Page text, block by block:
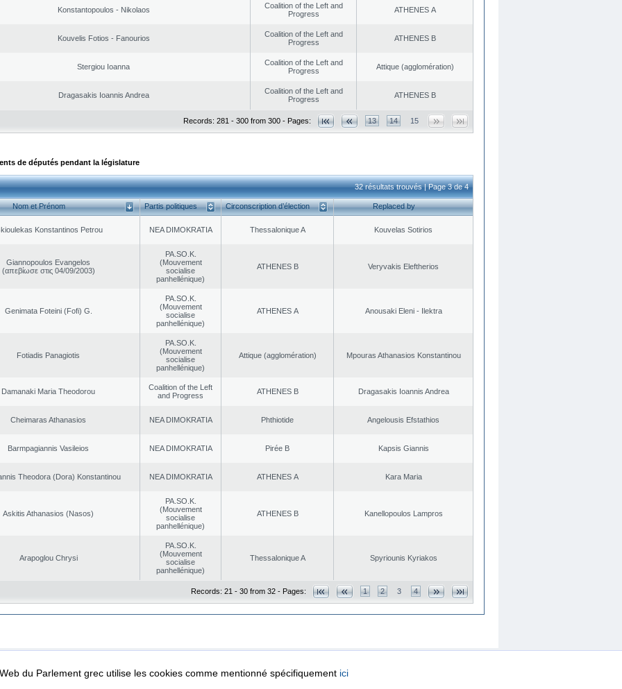
Konstantopoulos - Nikolaos
Coalition of the Left and
Progress
ATHENES Α
Kouvelis Fotios - Fanourios
Coalition of the Left and
Progress
ATHENES Β
Stergiou Ioanna
Coalition of the Left and
Progress
Αttique (agglomération)
Dragasakis Ioannis Andrea
Coalition of the Left and
Progress
ATHENES Β
Records: 281 - 300 from 300 - Pages: 13 14 15
de députés pendant la législature
32 résultats trouvés | Page 3 de 4
Nom et Prénom Partis politiques Circonscription d’élection Replaced by
Konstantinos Petrou NEA DΙMOKRATIA Thessalonique A Kouvelas Sotirios
Giannopoulos Evangelos
(απεβίωσε στις 04/09/2003)
PA.SO.K.
(Mouvement
socialise
panhellénique)
ATHENES Β Veryvakis Eleftherios
Genimata Foteini (Fofi) G.
PA.SO.K.
(Mouvement
socialise
panhellénique)
ATHENES Α Anousaki Eleni - Ilektra
Fotiadis Panagiotis
PA.SO.K.
(Mouvement
socialise
panhellénique)
Αttique (agglomération) Mpouras Athanasios Konstantinou
Damanaki Maria Theodorou
Coalition of the Left
and Progress
ATHENES Β Dragasakis Ioannis Andrea
Cheimaras Athanasios NEA DΙMOKRATIA Phthiotide Angelousis Efstathios
Barmpagiannis Vasileios NEA DΙMOKRATIA Pirée B Kapsis Giannis
Theodora (Dora) Konstantinou NEA DΙMOKRATIA ATHENES Α Kara Maria
Askitis Athanasios (Nasos)
PA.SO.K.
(Mouvement
socialise
panhellénique)
ATHENES Β Kanellopoulos Lampros
Arapoglou Chrysi
PA.SO.K.
(Mouvement
socialise
panhellénique)
Thessalonique A Spyriounis Kyriakos
Records: 21 - 30 from 32 - Pages: 1 2 3 4
Protection Security & Access
du Parlement grec utilise les cookies comme mentionné spécifiquement ici